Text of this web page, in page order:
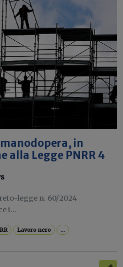
in
alla Legge PNRR 4
legge n. 60/2024
i...
Lavoro nero ...